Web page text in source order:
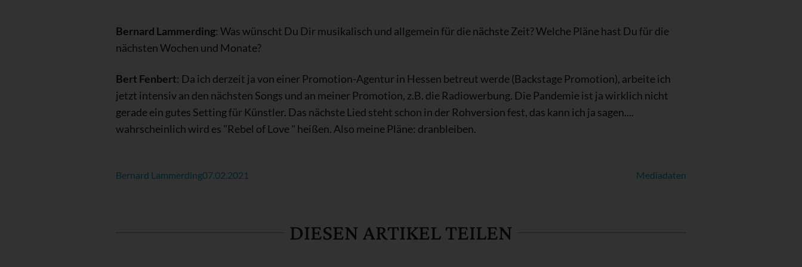
Bernard Lammerding: Was wünscht Du Dir musikalisch und allgemein für die nächste Zeit? Welche Pläne hast Du für die
nächsten Wochen und Monate?
Bert Fenbert: Da ich derzeit ja von einer Promotion-Agentur in Hessen betreut werde (Backstage Promotion), arbeite ich
jetzt intensiv an den nächsten Songs und an meiner Promotion, z.B. die Radiowerbung. Die Pandemie ist ja wirklich nicht
gerade ein gutes Setting für Künstler. Das nächste Lied steht schon in der Rohversion fest, das kann ich ja sagen....
wahrscheinlich wird es "Rebel of Love " heißen. Also meine Pläne: dranbleiben.
Bernard Lammerding07.02.2021 Mediadaten
DIESEN ARTIKEL TEILEN